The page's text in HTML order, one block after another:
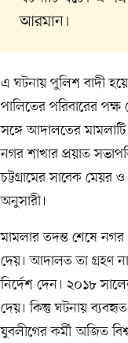
আরমান।
এ ঘটনায় পুলিশ বাদী
পালিতের পরিবারের
সঙ্গে আদালতের
নগর শাখার প্রয়াত
চট্টগ্রামের সাবেক
অনুসারী।
মামলার তদন্ত শেষে
দেয়। আদালত তা গ্রহণ
নির্দেশ দেন। ২০১৮
দেয়। কিন্তু ঘটনায়
যুবলীগের কর্মী অজিত